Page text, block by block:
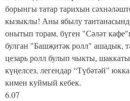
борынгы татар тарихын
кызыклы! Аны ябылу
онытып торам, бүген "Сәләт
булган "Башҗитәк ролл" ашадык,
цезарь ролл булып чыкты,
күңелсез, легендар “Түбәтәй”
кимен куймый кебек.
6.07